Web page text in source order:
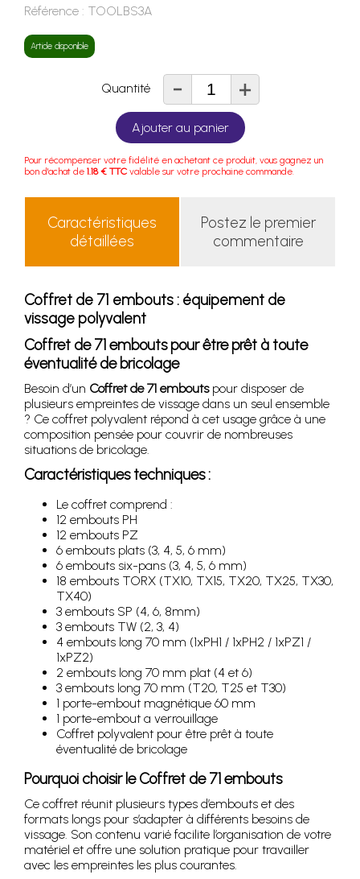
Référence : TOOLBS3A
Article disponible
Quantité - +
Ajouter au panier
Pour récompenser votre fidélité en achetant ce produit, vous gagnez un
bon d'achat de 1.18 € TTC valable sur votre prochaine commande.
Caractéristiques
détaillées
Postez le premier
commentaire
Coffret de 71 embouts : équipement de
vissage polyvalent
Coffret de 71 embouts pour être prêt à toute
éventualité de bricolage
Besoin d’un Coffret de 71 emboutspour disposer de
plusieurs empreintes de vissage dans un seul ensemble
? Ce coffret polyvalent répond à cet usage grâce à une
composition pensée pour couvrir de nombreuses
situations de bricolage.
Caractéristiques techniques :
Le coffret comprend :
12 embouts PH
12 embouts PZ
6 embouts plats (3, 4, 5, 6 mm)
6 embouts six-pans (3, 4, 5, 6 mm)
18 embouts TORX (TX10, TX15, TX20, TX25, TX30,
TX40)
3 embouts SP (4, 6, 8mm)
3 embouts TW (2, 3, 4)
4 embouts long 70 mm (1xPH1 / 1xPH2 / 1xPZ1 /
1xPZ2)
2 embouts long 70 mm plat (4 et 6)
3 embouts long 70 mm (T20, T25 et T30)
1 porte-embout magnétique 60 mm
1 porte-embout a verrouillage
Coffret polyvalent pour être prêt à toute
éventualité de bricolage
Pourquoi choisir le Coffret de 71 embouts
Ce coffret réunit plusieurs types d’embouts et des
formats longs pour s’adapter à différents besoins de
vissage. Son contenu varié facilite l’organisation de votre
matériel et offre une solution pratique pour travailler
avec les empreintes les plus courantes.